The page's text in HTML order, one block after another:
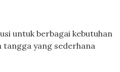
untuk berbagai kebutuhan
tangga yang sederhana